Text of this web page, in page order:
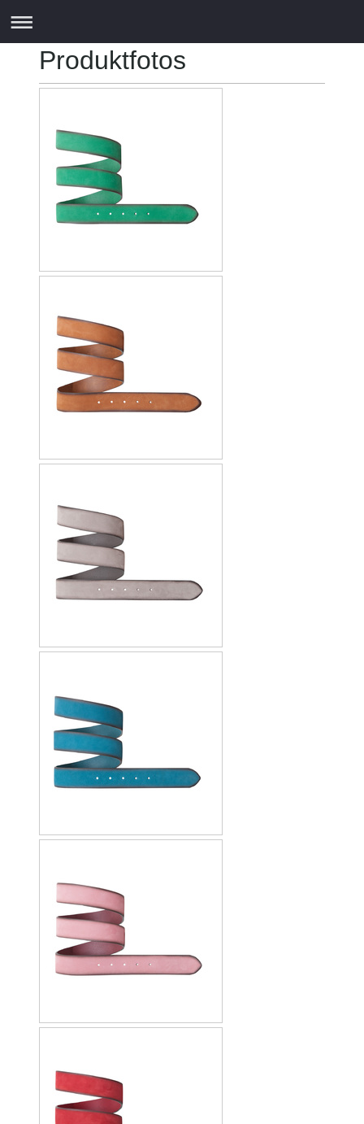
Produktfotos